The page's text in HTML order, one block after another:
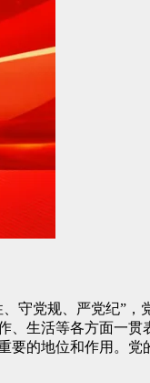
守党规、严党纪”
生活等各方面一
的地位和作用。